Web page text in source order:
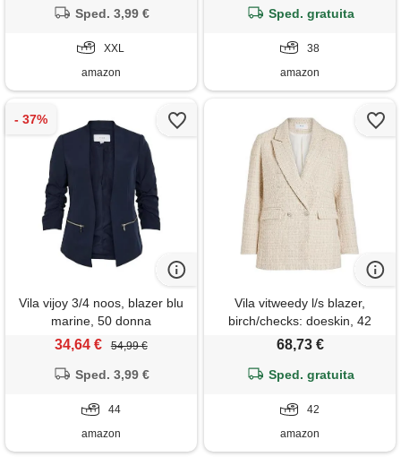
Sped. 3,99 €
XXL
amazon
Sped. gratuita
38
amazon
Vila vijoy 3/4 noos, blazer blu
marine, 50 donna
34,64 € 54,99 €
Sped. 3,99 €
44
amazon
Vila vitweedy l/s blazer,
birch/checks: doeskin, 42
donna
68,73 €
Sped. gratuita
42
amazon